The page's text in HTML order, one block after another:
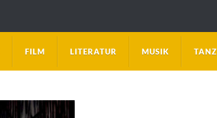
FILM LITERATUR MUSIK TANZ